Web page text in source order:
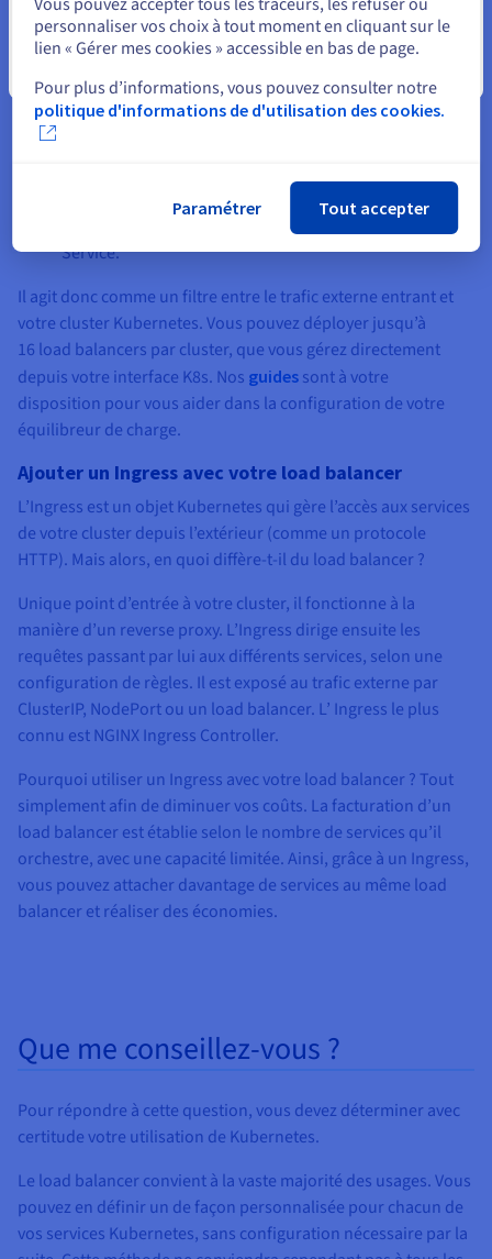
assignant automatiquement son NodePort.
Si vous disposez d’un environnement de production, le load
balancer est la solution que nous vous recommandons.
Cependant, veuillez noter deux choses importantes :
Répartiteur de charge OVHcloud
réservée aux utilisateurs de Managed Kubernetes
Service.
Il agit donc comme un filtre entre le trafic externe entrant et
votre cluster Kubernetes. Vous pouvez déployer jusqu’à
16 load balancers par cluster, que vous gérez directement
depuis votre interface K8s. Nos guides sont à votre
disposition pour vous aider dans la configuration de votre
équilibreur de charge.
Ajouter un Ingress avec votre load balancer
L’Ingress est un objet Kubernetes qui gère l’accès aux services
de votre cluster depuis l’extérieur (comme un protocole
HTTP). Mais alors, en quoi diffère-t-il du load balancer ?
Unique point d’entrée à votre cluster, il fonctionne à la
manière d’un reverse proxy. L’Ingress dirige ensuite les
requêtes passant par lui aux différents services, selon une
configuration de règles. Il est exposé au trafic externe par
ClusterIP, NodePort ou un load balancer. L’ Ingress le plus
connu est NGINX Ingress Controller.
Pourquoi utiliser un Ingress avec votre load balancer ? Tout
simplement afin de diminuer vos coûts. La facturation d’un
load balancer est établie selon le nombre de services qu’il
orchestre, avec une capacité limitée. Ainsi, grâce à un Ingress,
vous pouvez attacher davantage de services au même load
balancer et réaliser des économies.
Que me conseillez-vous ?
Pour répondre à cette question, vous devez déterminer avec
certitude votre utilisation de Kubernetes.
Le load balancer convient à la vaste majorité des usages. Vous
pouvez en définir un de façon personnalisée pour chacun de
vos services Kubernetes, sans configuration nécessaire par la
personnaliser vos choix à tout moment en cliquant sur le
lien « Gérer mes cookies » accessible en bas de page.
Pour plus d’informations, vous pouvez consulter notre
politique d'informations de d'utilisation des cookies.
Paramétrer Tout accepter